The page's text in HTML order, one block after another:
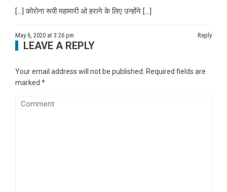
[…] कोरोना रूपी महामारी ओ हराने के लिए उन्होंने […]
May 6, 2020 at 3:26 pm Reply
LEAVE A REPLY
Your email address will not be published.
Required fields are
marked *